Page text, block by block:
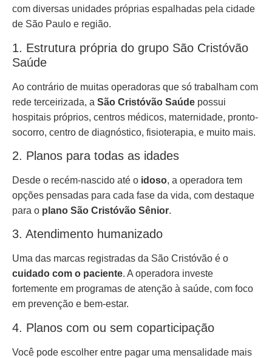
com diversas unidades próprias espalhadas pela cidade
de São Paulo e região.
1. Estrutura própria do grupo São Cristóvão
Saúde
Ao contrário de muitas operadoras que só trabalham com
rede terceirizada, a São Cristóvão Saúde possui
hospitais próprios, centros médicos, maternidade, pronto-
socorro, centro de diagnóstico, fisioterapia, e muito mais.
2. Planos para todas as idades
Desde o recém-nascido até o idoso, a operadora tem
opções pensadas para cada fase da vida, com destaque
para o plano São Cristóvão Sênior.
3. Atendimento humanizado
Uma das marcas registradas da São Cristóvão é o
cuidado com o paciente. A operadora investe
fortemente em programas de atenção à saúde, com foco
em prevenção e bem-estar.
4. Planos com ou sem coparticipação
Você pode escolher entre pagar uma mensalidade mais